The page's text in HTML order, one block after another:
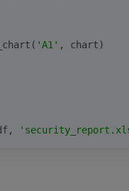
'A1' , chart)